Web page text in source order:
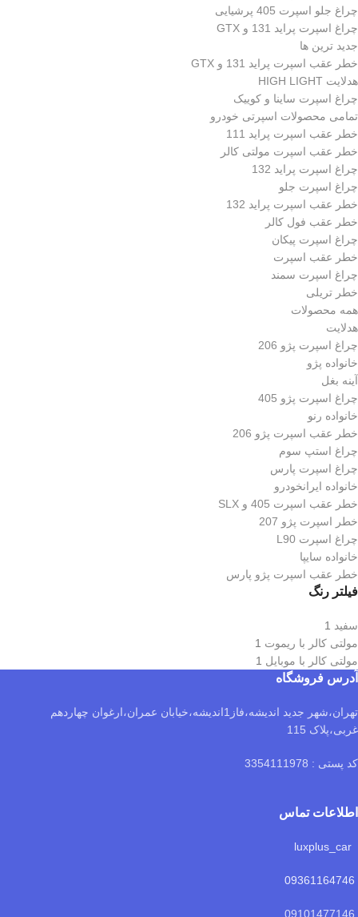
چراغ جلو اسپرت 405 پرشیایی
چراغ اسپرت پراید 131 و GTX
جدید ترین ها
خطر عقب اسپرت پراید 131 و GTX
هدلایت HIGH LIGHT
چراغ اسپرت ساینا و کوییک
تمامی محصولات اسپرتی خودرو
خطر عقب اسپرت پراید 111
خطر عقب اسپرت مولتی کالر
چراغ اسپرت پراید 132
چراغ اسپرت جلو
خطر عقب اسپرت پراید 132
خطر عقب فول کالر
چراغ اسپرت پیکان
خطر عقب اسپرت
چراغ اسپرت سمند
خطر تریلی
همه محصولات
هدلایت
چراغ اسپرت پژو 206
خانواده پژو
آینه بغل
چراغ اسپرت پژو 405
خانواده رنو
خطر عقب اسپرت پژو 206
چراغ استپ سوم
چراغ اسپرت پارس
خانواده ایرانخودرو
خطر عقب اسپرت 405 و SLX
خطر اسپرت پژو 207
چراغ اسپرت L90
خانواده سایپا
خطر عقب اسپرت پژو پارس
فیلتر رنگ
سفید 1
مولتی کالر با ریموت 1
مولتی کالر با موبایل 1
آدرس فروشگاه
تهران،شهر جدید اندیشه،فاز1اندیشه،خیابان عمران،ارغوان چهاردهم
غربی،پلاک 115
کد پستی : 3354111978
اطلاعات تماس
09361164746